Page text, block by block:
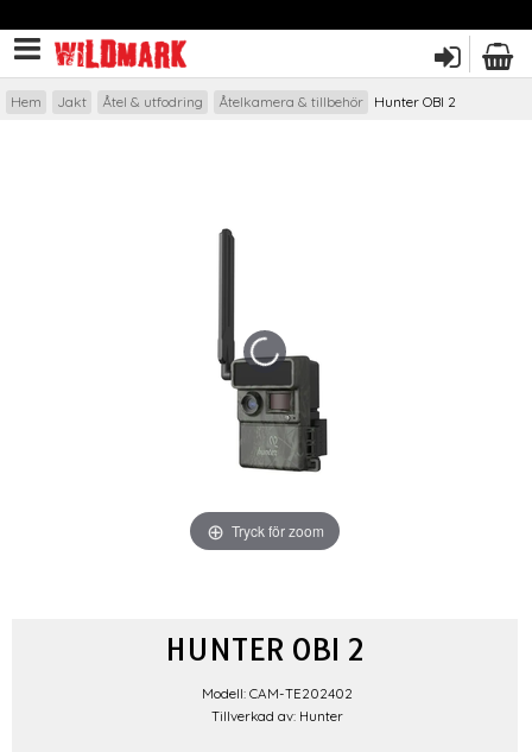
Hem Jakt Åtel & utfodring Åtelkamera & tillbehör Hunter OBI 2
Tryck för zoom
HUNTER OBI 2
Modell: CAM-TE202402
Tillverkad av: Hunter